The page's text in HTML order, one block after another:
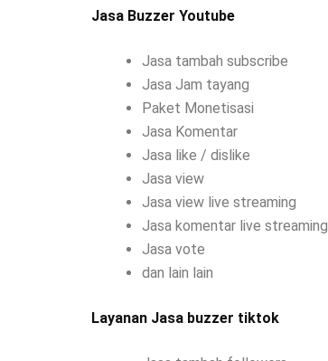
Jasa Buzzer Youtube
Jasa tambah subscribe
Jasa Jam tayang
Paket Monetisasi
Jasa Komentar
Jasa like / dislike
Jasa view
Jasa view live streaming
Jasa komentar live streaming
Jasa vote
dan lain lain
Layanan Jasa buzzer tiktok